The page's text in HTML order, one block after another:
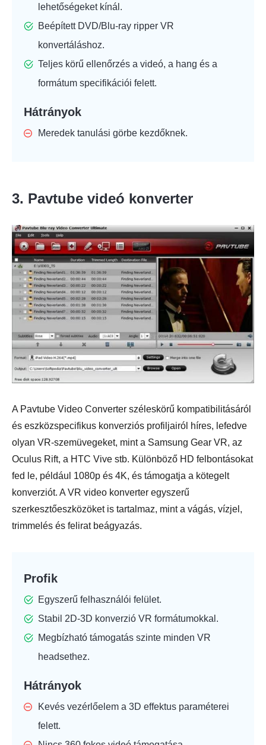
lehetőségeket kínál.
Beépített DVD/Blu-ray ripper VR
konvertáláshoz.
Teljes körű ellenőrzés a videó, a hang és a
formátum specifikációi felett.
Hátrányok
Meredek tanulási görbe kezdőknek.
3. Pavtube videó konverter
A Pavtube Video Converter széleskörű kompatibilitásáról
és eszközspecifikus konverziós profiljairól híres, lefedve
olyan VR-szemüvegeket, mint a Samsung Gear VR, az
Oculus Rift, a HTC Vive stb. Különböző HD felbontásokat
fed le, például 1080p és 4K, és támogatja a kötegelt
konverziót. A VR video konverter egyszerű
szerkesztőeszközöket is tartalmaz, mint a vágás, vízjel,
trimmelés és felirat beágyazás.
Profik
Egyszerű felhasználói felület.
Stabil 2D-3D konverzió VR formátumokkal.
Megbízható támogatás szinte minden VR
headsethez.
Hátrányok
Kevés vezérlőelem a 3D effektus paraméterei
felett.